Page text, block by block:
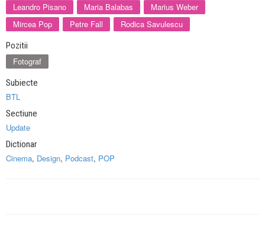
Leandro Pisano
Maria Balabas
Marius Weber
Mircea Pop
Petre Fall Rodica Savulescu
Pozitii
Fotograf
Subiecte
BTL
Sectiune
Update
Dictionar
Cinema, Design, Podcast, POP